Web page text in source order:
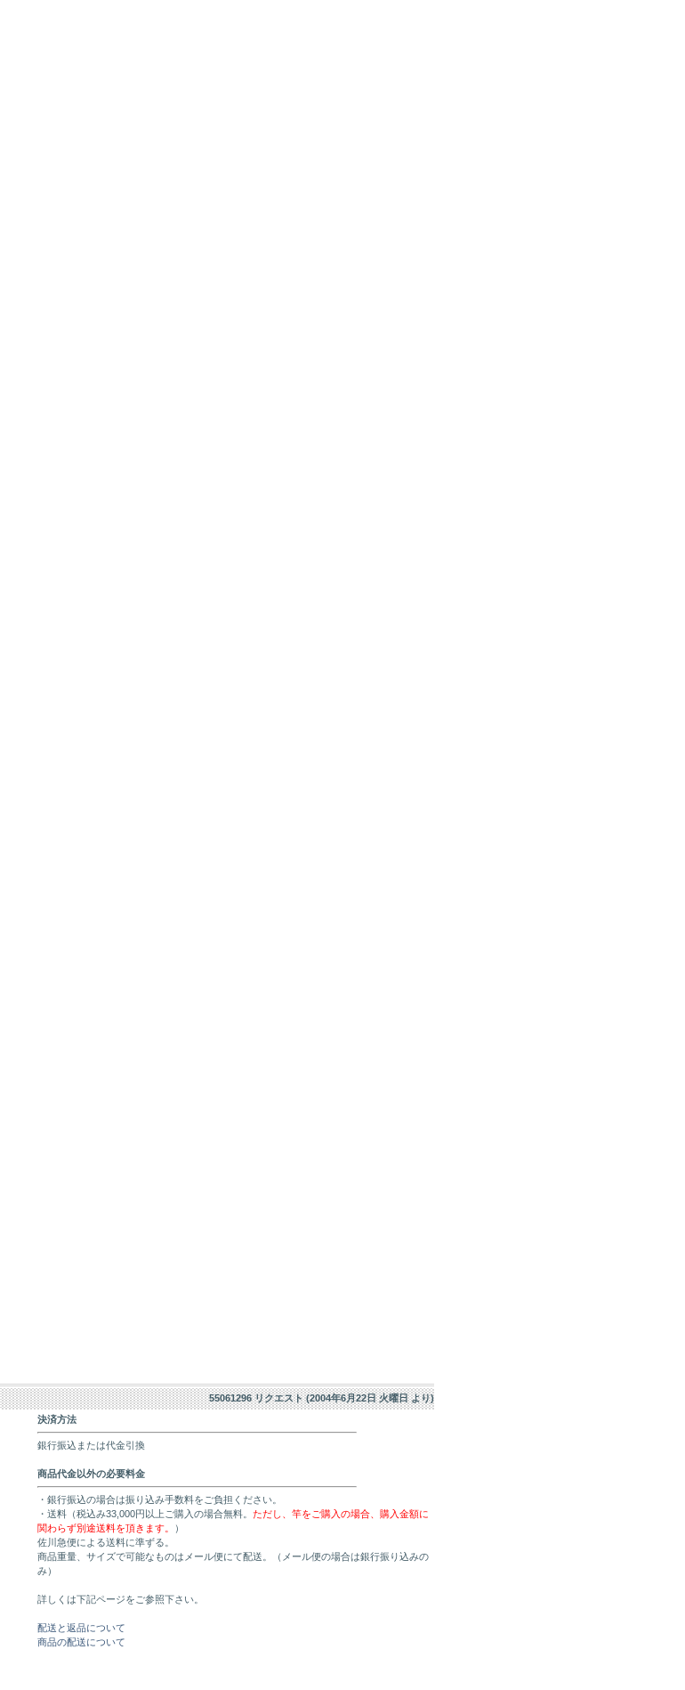
55061296 リクエスト (2004年6月22日 火曜日 より)
決済方法
銀行振込または代金引換
商品代金以外の必要料金
・銀行振込の場合は振り込み手数料をご負担ください。
・送料（税込み33,000円以上ご購入の場合無料。 ただし、竿をご購入の場合、購入金額に
関わらず別途送料を頂きます。
）
佐川急便による送料に準ずる。
商品重量、サイズで可能なものはメール便にて配送。（メール便の場合は銀行振り込みの
み）
詳しくは下記ページをご参照下さい。
配送と返品について
商品の配送について